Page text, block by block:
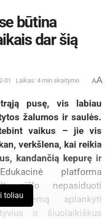
skatina imuninės
literatūroje*, kaip
ir patvirtintas, yra
probiotikų poveikis –
(virusines,
Yra mokslinių tyrimų,
gali būti efektyvūs
vėžį, kvėpavimo
imuninės sistemos
lipidų metabolizmą,
į organizmą, netgi
bei tokių ligų, kaip
diabetas.
būtina
dar šią
01 Laikas: 4 min skaitymo AA
pusę, vis labiau
žalumos ir saulės.
vaikus – jie vis
verkšlena, kai reikia
kandančią kepurę ir
platforma
siūlo nepasiduoti
žiemą aplankyti
ir šiuolaikiškus
toliau